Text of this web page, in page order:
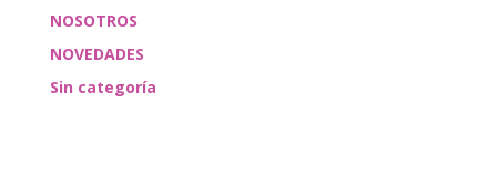
NOSOTROS
NOVEDADES
Sin categoría